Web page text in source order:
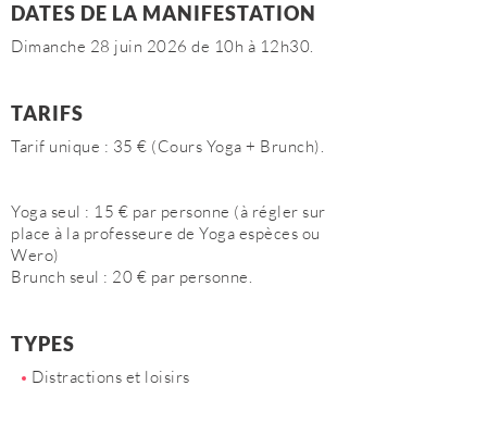
DATES DE LA MANIFESTATION
Dimanche 28 juin 2026 de 10h à 12h30.
TARIFS
Tarif unique : 35 € (Cours Yoga + Brunch).
Yoga seul : 15 € par personne (à régler sur
place à la professeure de Yoga espèces ou
Wero)
Brunch seul : 20 € par personne.
TYPES
Distractions et loisirs